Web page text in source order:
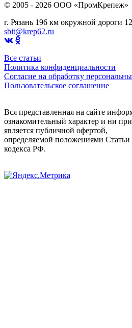
© 2005 - 2026 OOO «ПромКрепеж»
г. Рязань 196 км окружной дороги
sbit@krep62.ru
Все статьи
Политика конфиденциальности
Согласие на обработку
Пользовательское соглашение
Вся представленная на сайте
ознакомительный характер и ни
является публичной офертой,
определяемой положениями Статьи
кодекса РФ.